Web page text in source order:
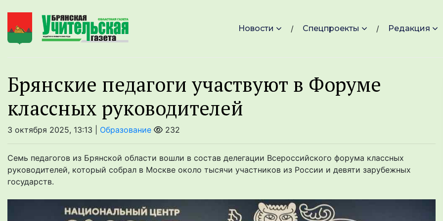
Новости Спецпроекты Редакция
Брянские педагоги участвуют в Форуме
классных руководителей
3 октября 2025, 13:13 | Образование 232
Семь педагогов из Брянской области вошли в состав делегации Всероссийского форума классных
руководителей, который собрал в Москве около тысячи участников из России и девяти зарубежных
государств.